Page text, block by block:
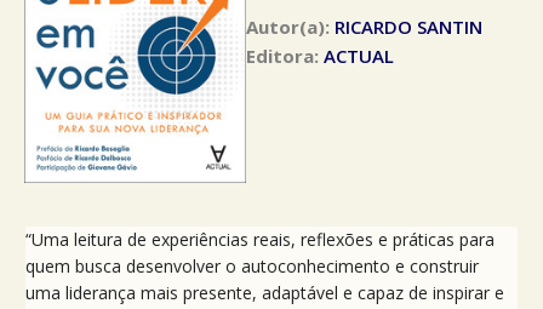
Autor(a): RICARDO SANTIN
Editora:ACTUAL
“Uma leitura de experiências reais, reflexões e práticas para
quem busca desenvolver o autoconhecimento e construir
uma liderança mais presente, adaptável e capaz de inspirar e